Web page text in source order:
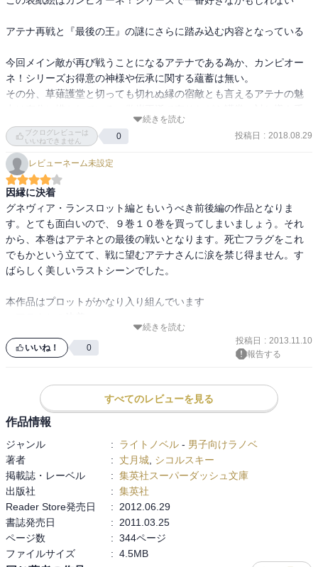
アテナ再戦と『最後の王』の謎にさらに踏み込む内容となっている
今回メイン敵が再び戦うことになるアテナである為か、カンピオー
ネ！シリーズお得意の神様や伝承に関する蘊蓄は無い。
その分、草薙護堂と切っても切れぬ縁の宿敵とも言えるアテナの魅
としての優しさも見せるアテナの得も知れぬ魅力の前では、文化祭
でのイチャイチャとか恵那との「教授」などの印象が薄まってしま
うのだから不思議である。
自分の残り時間が短いと悟ったアテナ。命を永らえさせる方法があ
ると知りながら矜持を保つ為にその道を選ばず、護堂との再戦を望
む。そこにあった想いは二人が神殺しと神でなければもっと異なる
言葉で言い表せられる感情だったのかもしれないけれど、殺し合う
関係であるために二人が選べる道はどうしたって少なくなる。
護堂も一時はアテナを助けようとするものの、最終的には殺し合う
だから護堂とアテナの再戦を今回のメインと見るなら、ランスロッ
それによって二人の別れが近づいた段階で一時的とはいえ、護堂と
アテナが共闘する奇跡の瞬間が生じたのは良かったな
分から約束し、宿敵であるアテナを倒した後だというのにしっくり
こない反応を示した護堂。どれだけ護堂にとってアテナが大きな存
在であるかが判る描写だった
続きを読む
ブクログレビューは
いいねできません
0 投稿日 : 2018.08.29
レビューネーム未設定
因縁に決着
グネヴィア・ランスロット編ともいうべき前後編の作品となりま
す。とても面白いので、９巻１０巻を買ってしまいましょう。それ
から、本巻はアテネとの最後の戦いとなります。死亡フラグをこれ
でもかという立てて、戦に望むアテナさんに涙を禁じ得ません。す
ばらしく美しいラストシーンでした。
本作品はプロットがかなり入り組んでいます
・最強の《鋼》の復活をもくろむグネヴィアの策謀
・ランスロットとの戦い
のは、神との戦いとハーレムでいつもと変わらないんですが。込み
入ってはいますが途中で引っかかる所はないと思います。この前後
編に登場する神々には神話のような悲劇の運命が課せられていて、
読み応えがあります。
ハーレムは相変わらずひどいです。神と闘うために、誰かから神の
知識をぶちゅーっと口授してもらわないといけないですからね。そ
れ以外にも色々あって、護堂君曰く「まるで自分が、『芸の肥や
し』と遊び狂う歌舞伎役者のように思える」だそうです。いや、
君、自業自得だから。ちなみに、今回のエロシーンの相手は恵那で
す
続きを読む
いいね！ 0
投稿日 : 2013.11.10
報告する
すべてのレビューを見る
作品情報
ジャンル : ライトノベル - 男子向けラノベ
著者
: 丈月城 シコルスキー
掲載誌・レーベル
: 集英社スーパーダッシュ文庫
出版社
: 集英社
Reader Store発売日
:
2012.06.29
書誌発売日
:
2011.03.25
ページ数
: 344ページ
ファイルサイズ
: 4.5MB